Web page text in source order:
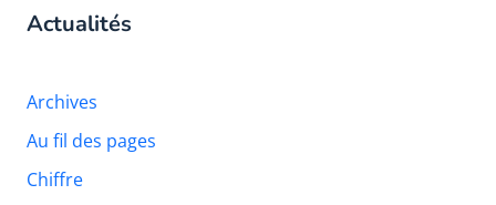
Actualités
Archives
Au fil des pages
Chiffre